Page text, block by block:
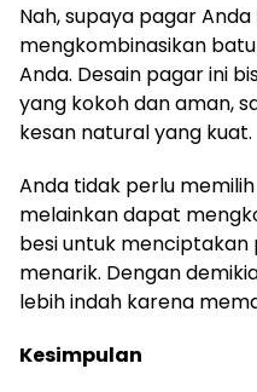
Nah, supaya pagar
mengkombinasikan
Anda. Desain pagar ini
yang kokoh dan aman,
kesan natural yang kuat.
Anda tidak perlu
melainkan dapat
besi untuk menciptakan
menarik. Dengan
lebih indah karena
Kesimpulan